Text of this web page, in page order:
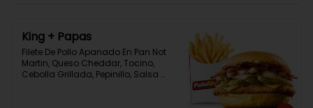
King + Papas
Filete De Pollo Apanado En Pan Not
Martin, Queso Cheddar, Tocino,
Cebolla Grillada, Pepinillo, Salsa